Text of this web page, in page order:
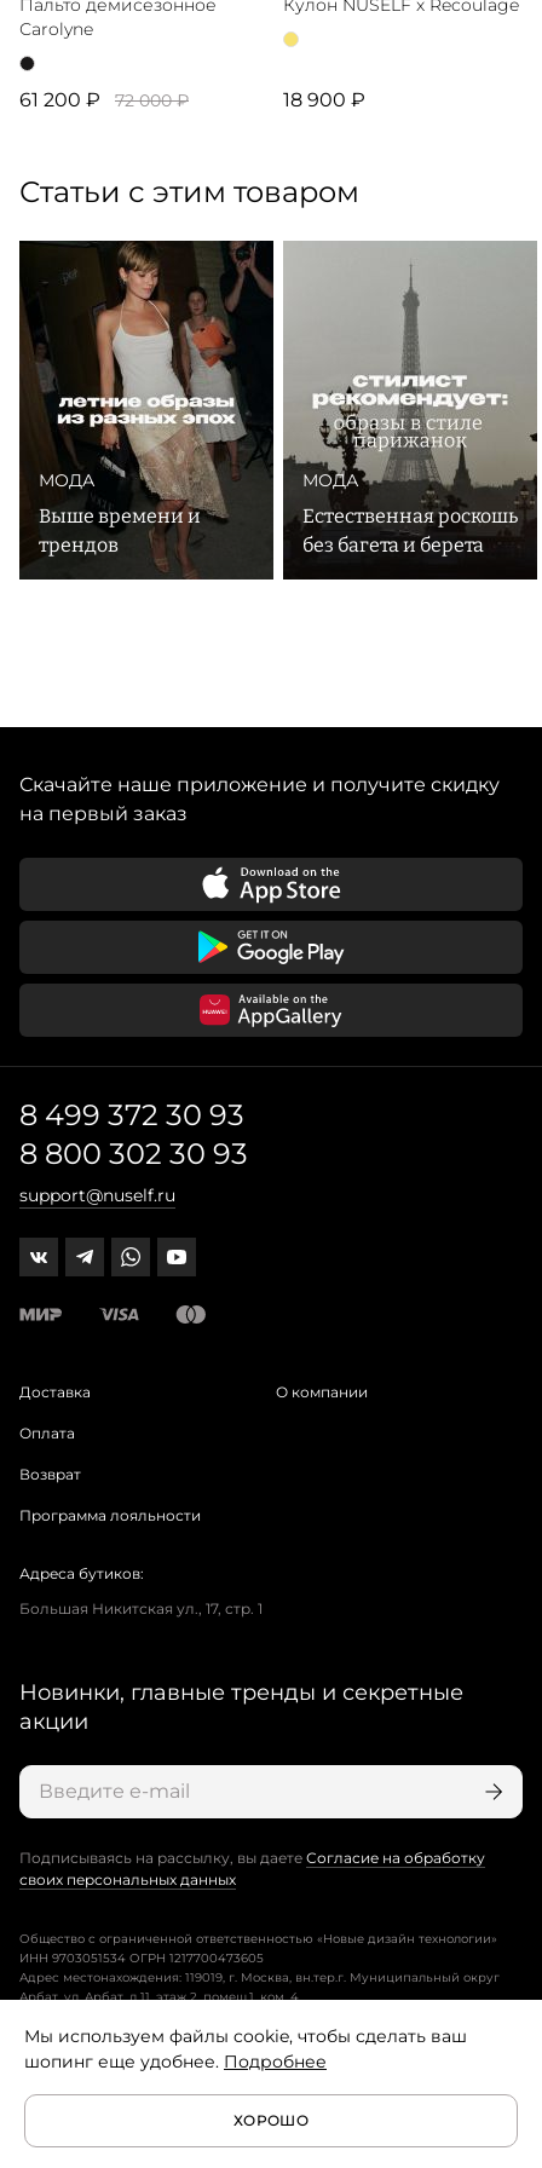
Пальто демисезонное
Сarolyne
61 200 ₽ 72 000 ₽
Кулон NUSELF x Recoulage
18 900 ₽
Статьи с этим товаром
МОДА
Выше времени и
трендов
МОДА
Естественная роскошь
без багета и берета
Скачайте наше приложение и получите скидку
на первый заказ
8 499 372 30 93
8 800 302 30 93
support@nuself.ru
Доставка
Оплата
Возврат
Программа лояльности
О компании
Адреса бутиков:
Большая Никитская ул., 17, стр. 1
Новинки, главные тренды и секретные
акции
Подписываясь на рассылку, вы даете Согласие на обработку
своих персональных данных
Общество с ограниченной ответственностью «Новые дизайн технологии»
ИНН 9703051534 ОГРН 1217700473605
Адрес местонахождения: 119019, г. Москва, вн.тер.г. Муниципальный округ
Арбат, ул. Арбат, д.11, этаж 2, помещ.1, ком. 4.
Пользовательское соглашение
Политика конфиденциальности
Условия программы лояльности
Мы используем файлы cookie, чтобы сделать ваш
шопинг еще удобнее. Подробнее
ХОРОШО